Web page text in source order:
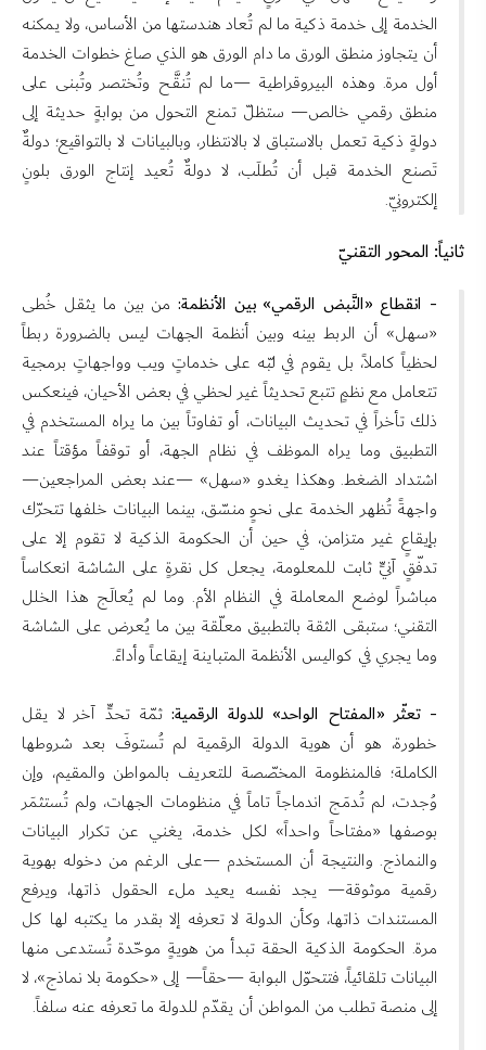
الخدمة إلى خدمة ذكية ما لم تُعاد هندستها من الأساس، ولا يمكنه
أن يتجاوز منطق الورق ما دام الورق هو الذي صاغ خطوات الخدمة
أول مرة. وهذه البيروقراطية —ما لم تُنقَّح وتُختصر وتُبنى على
منطق رقمي خالص— ستظلّ تمنع التحول من بوابةٍ حديثة إلى
دولةٍ ذكية تعمل بالاستباق لا بالانتظار، وبالبيانات لا بالتواقيع؛ دولةٌ
تَصنع الخدمة قبل أن تُطلَب، لا دولةٌ تُعيد إنتاج الورق بلونٍ
إلكترونيّ.
ثانياً: المحور التقنيّ
- انقطاع «النَّبض الرقمي» بين الأنظمة: من بين ما يثقل خُطى
«سهل» أن الربط بينه وبين أنظمة الجهات ليس بالضرورة ربطاً
لحظياً كاملاً، بل يقوم في لبّه على خدماتٍ ويب وواجهاتٍ برمجية
تتعامل مع نظمٍ تتبع تحديثاً غير لحظي في بعض الأحيان، فينعكس
ذلك تأخراً في تحديث البيانات، أو تفاوتاً بين ما يراه المستخدم في
التطبيق وما يراه الموظف في نظام الجهة، أو توقفاً مؤقتاً عند
اشتداد الضغط. وهكذا يغدو «سهل» —عند بعض المراجعين—
واجهةً تُظهر الخدمة على نحوٍ منسّق، بينما البيانات خلفها تتحرّك
بإيقاعٍ غير متزامن، في حين أن الحكومة الذكية لا تقوم إلا على
تدفّقٍ آنيٍّ ثابت للمعلومة، يجعل كل نقرةٍ على الشاشة انعكاساً
مباشراً لوضع المعاملة في النظام الأم. وما لم يُعالَج هذا الخلل
التقني؛ ستبقى الثقة بالتطبيق معلّقة بين ما يُعرض على الشاشة
وما يجري في كواليس الأنظمة المتباينة إيقاعاً وأداءً.
- تعثّر «المفتاح الواحد» للدولة الرقمية: ثمّة تحدٍّ آخر لا يقل
خطورة، هو أن هوية الدولة الرقمية لم تُستوفَ بعد شروطها
الكاملة؛ فالمنظومة المخصّصة للتعريف بالمواطن والمقيم، وإن
وُجدت، لم تُدمَج اندماجاً تاماً في منظومات الجهات، ولم تُستثمَر
بوصفها «مفتاحاً واحداً» لكل خدمة، يغني عن تكرار البيانات
والنماذج. والنتيجة أن المستخدم —على الرغم من دخوله بهوية
رقمية موثوقة— يجد نفسه يعيد ملء الحقول ذاتها، ويرفع
المستندات ذاتها، وكأن الدولة لا تعرفه إلا بقدر ما يكتبه لها كل
مرة. الحكومة الذكية الحقة تبدأ من هويةٍ موحّدة تُستدعى منها
البيانات تلقائياً، فتتحوّل البوابة —حقاً— إلى «حكومة بلا نماذج»، لا
إلى منصة تطلب من المواطن أن يقدّم للدولة ما تعرفه عنه سلفاً.